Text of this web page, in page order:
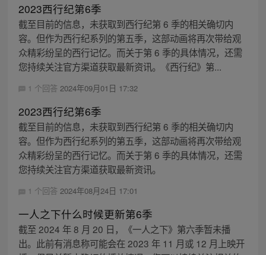
2023西行纪第6季
截至目前的信息，未获取到西行纪第 6 季的相关确切内
容。但作为西行纪系列的第五季，这部动画将再次带给观
众精彩纷呈的西行记忆。而关于第 6 季的具体情况，还需
您持续关注官方渠道获取最新资讯。《西行纪》第...
1 个回答 2024年09月01日 17:32
2023西行纪第6季
截至目前的信息，未获取到西行纪第 6 季的相关确切内
容。但作为西行纪系列的第五季，这部动画将再次带给观
众精彩纷呈的西行记忆。而关于第 6 季的具体情况，还需
您持续关注官方渠道获取最新资讯。
1 个回答 2024年08月24日 17:01
一人之下什么时候更新第6季
截至 2024 年 8 月 20 日，《一人之下》第六季暂未播
出。此前有消息称可能会在 2023 年 11 月或 12 月上映开